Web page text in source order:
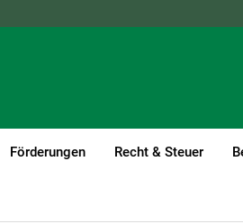
Förderungen Recht & Steuer